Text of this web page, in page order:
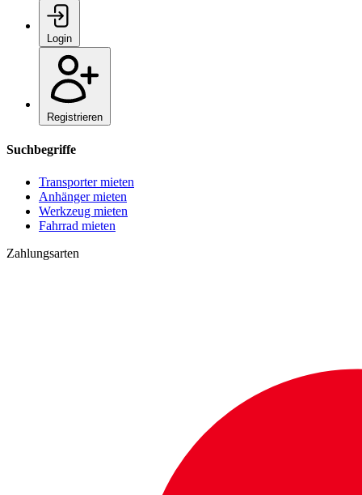
Login
Registrieren
Suchbegriffe
Transporter mieten
Anhänger mieten
Werkzeug mieten
Fahrrad mieten
Zahlungsarten